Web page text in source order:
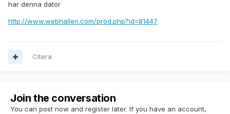
har denna dator
http://www.webhallen.com/prod.php?id=81447
Citera
Join the conversation
You can post now and register later. If you have an account,